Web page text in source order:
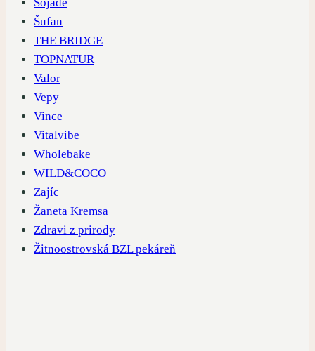
Šufan
THE BRIDGE
TOPNATUR
Valor
Vepy
Vince
Vitalvibe
Wholebake
WILD&COCO
Zajíc
Žaneta Kremsa
Zdravi z prirody
Žitnoostrovská BZL pekáreň